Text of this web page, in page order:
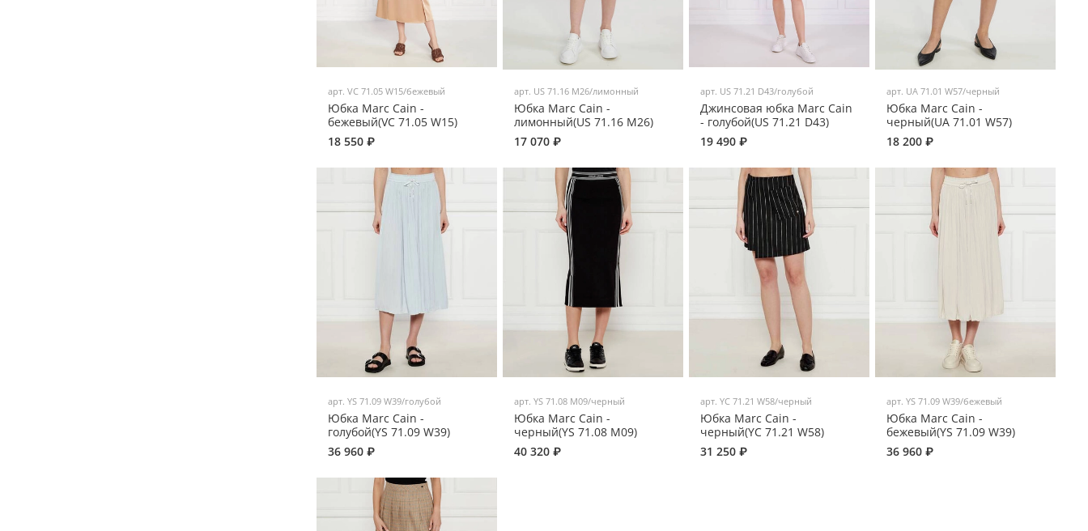
арт.VC 71.05 W15/бежевый
Юбка Marc Cain -
бежевый(VC 71.05 W15)
18 550 ₽
арт. US 71.16 M26/лимонный
Юбка Marc Cain -
лимонный(US 71.16 M26)
17 070 ₽
арт. US 71.21 D43/голубой
Джинсовая юбка Marc Cain
- голубой(US 71.21 D43)
19 490 ₽
арт. UA 71.01 W57/черный
Юбка Marc Cain -
черный(UA 71.01 W57)
18 200 ₽
арт.YS 71.09 W39/голубой
Юбка Marc Cain -
голубой(YS 71.09 W39)
36 960 ₽
арт.YS 71.08 M09/черный
Юбка Marc Cain -
черный(YS 71.08 M09)
40 320 ₽
арт.YC 71.21 W58/черный
Юбка Marc Cain -
черный(YC 71.21 W58)
31 250 ₽
арт. YS 71.09 W39/бежевый
Юбка Marc Cain -
бежевый(YS 71.09 W39)
36 960 ₽